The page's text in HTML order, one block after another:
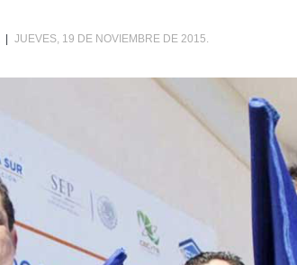
JUEVES, 19 DE NOVIEMBRE DE 2015.